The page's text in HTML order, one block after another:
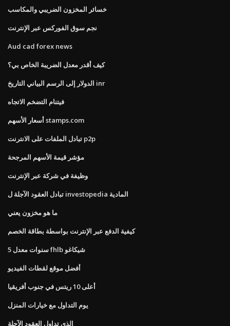
خسائر المخزون الضريبي والمكاسب
نجم سوق الفوركس عبر الإنترنت
Aud cad forex news
كيف أقدر معدل الضريبة الخاص بي؟
الدولار إلى الرسم البياني التاريخ inr
فيتنام التضخم الاتجاه
أسعار الأسهم stamps.com
تبادل الملفات على الانترنت p2p
مؤشر قيمة الأسهم المرجحة
وظيفة في شركة عبر الإنترنت
تبادل العقود الآجلة ل investopedia المادية
ما هو مخزون يعني
كيفية الدفع عبر الإنترنت بواسطة بطاقة الخصم
5 سنوات معدل fhlb شيكاغو
أفضل موقع لقطات الفيديو
أعلى 10 ريتس في جنوب أفريقيا
يوم التداول مع خيارات المنزل
الذي تداول العقود الآجلة